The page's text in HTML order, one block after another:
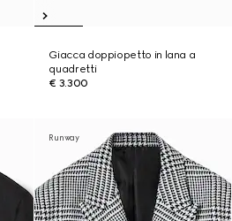
Giacca doppiopetto in lana a
quadretti
€ 3.300
Runway